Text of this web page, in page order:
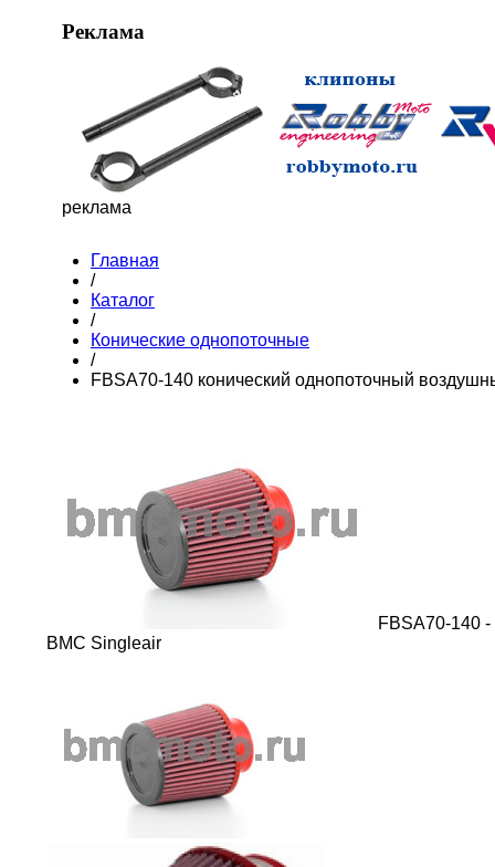
Реклама
реклама
Главная
/
Каталог
/
Конические однопоточные
/
FBSA70-140 конический однопоточный
FBSA70-140
BMC Singleair